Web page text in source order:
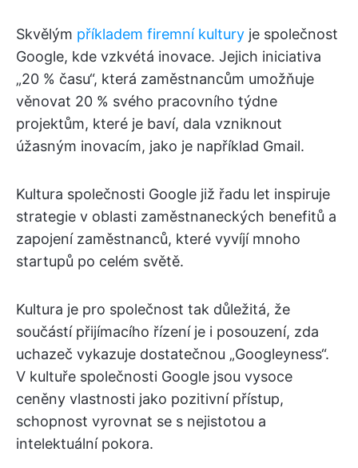
Skvělým příkladem firemní kultury je společnost
Google, kde vzkvétá inovace. Jejich iniciativa
„20 % času“, která zaměstnancům umožňuje
věnovat 20 % svého pracovního týdne
projektům, které je baví, dala vzniknout
úžasným inovacím, jako je například Gmail.
Kultura společnosti Google již řadu let inspiruje
strategie v oblasti zaměstnaneckých benefitů a
zapojení zaměstnanců, které vyvíjí mnoho
startupů po celém světě.
Kultura je pro společnost tak důležitá, že
součástí přijímacího řízení je i posouzení, zda
uchazeč vykazuje dostatečnou „Googleyness“.
V kultuře společnosti Google jsou vysoce
ceněny vlastnosti jako pozitivní přístup,
schopnost vyrovnat se s nejistotou a
intelektuální pokora.